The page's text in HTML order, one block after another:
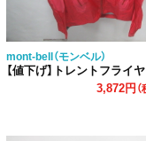
mont-bell（モンベル）
【値下げ】トレントフライヤージャケット
3,872円